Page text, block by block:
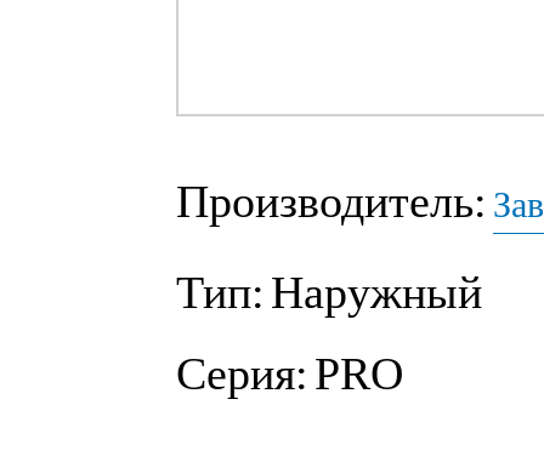
Производитель:
Тип: Наружный
Серия: PRO